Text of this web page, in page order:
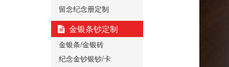
留念纪念册定制
金银条钞定制
金银条/金银砖
纪念金钞银钞/卡